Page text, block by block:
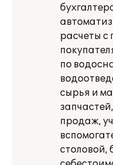
расчеты с
по
сырья и
продаж,
столовой,